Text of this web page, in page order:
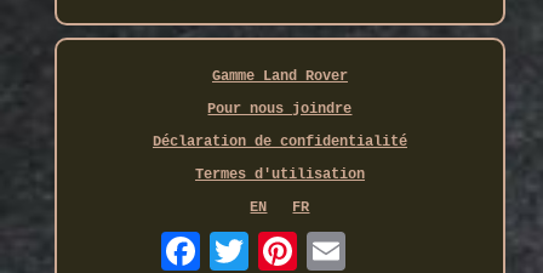
Gamme Land Rover
Pour nous joindre
Déclaration de confidentialité
Termes d'utilisation
EN
FR